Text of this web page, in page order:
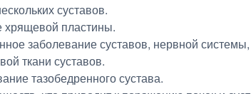
суставов.
хрящевой пластины.
заболевание суставов, нервной
ткани суставов.
тазобедренного сустава.